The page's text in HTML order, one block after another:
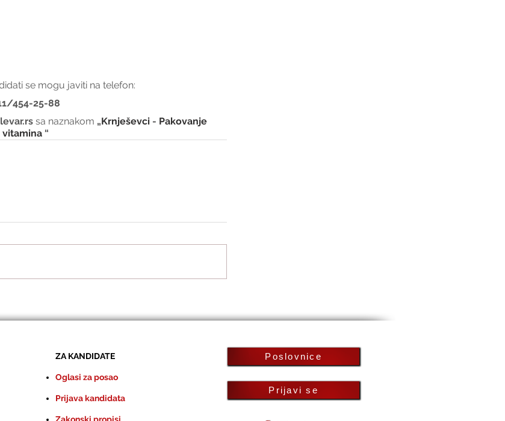
se mogu javiti na telefon:
454-25-88
sa naznakom „Krnješevci - Pakovanje
vitamina “
ZA KANDIDATE
Oglasi za posao
Prijava kandidata
Poslovnice
Prijavi se